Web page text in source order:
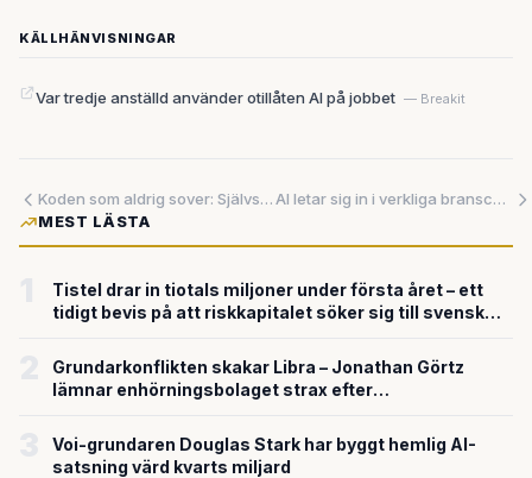
KÄLLHÄNVISNINGAR
Var tredje anställd använder otillåten AI på jobbet — Breakit
Koden som aldrig sover: Självstyrande AI-loopar kan förändra mjukvaruutvecklingen i grunden
AI letar sig in i verkliga branscher – bildbyråer, röstassistenter och filmstudior banar väg
MEST LÄSTA
Tistel drar in tiotals miljoner under första året – ett
tidigt bevis på att riskkapitalet söker sig till svensk
Grundarkonflikten skakar Libra – Jonathan Görtz
lämnar enhörningsbolaget strax efter
Voi-grundaren Douglas Stark har byggt hemlig AI-
satsning värd kvarts miljard